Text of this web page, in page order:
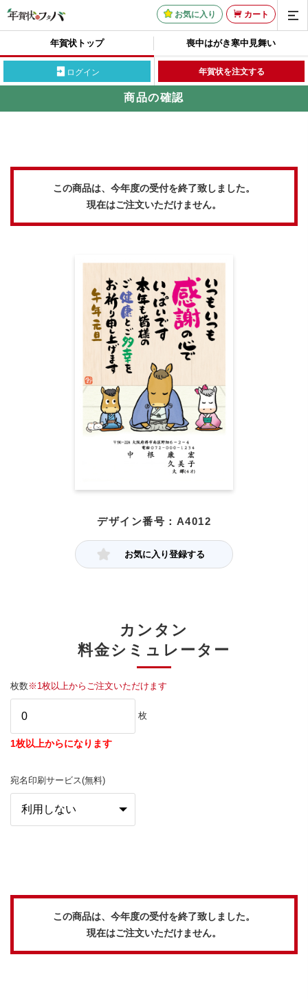
お気に入り カート
年賀状トップ 喪中はがき寒中見舞い
ログイン 年賀状を注文する
商品の確認
この商品は、今年度の受付を終了致しました。
現在はご注文いただけません。
デザイン番号：A4012
お気に入り登録する
カンタン
料金シミュレーター
枚数※1枚以上からご注文いただけます
枚
1枚以上からになります
宛名印刷サービス(無料)
この商品は、今年度の受付を終了致しました。
現在はご注文いただけません。